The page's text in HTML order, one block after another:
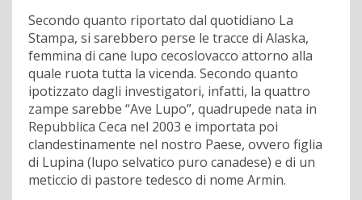
Secondo quanto riportato dal quotidiano La
Stampa, si sarebbero perse le tracce di Alaska,
femmina di cane lupo cecoslovacco attorno alla
quale ruota tutta la vicenda. Secondo quanto
ipotizzato dagli investigatori, infatti, la quattro
zampe sarebbe “Ave Lupo”, quadrupede nata in
Repubblica Ceca nel 2003 e importata poi
clandestinamente nel nostro Paese, ovvero figlia
di Lupina (lupo selvatico puro canadese) e di un
meticcio di pastore tedesco di nome Armin.